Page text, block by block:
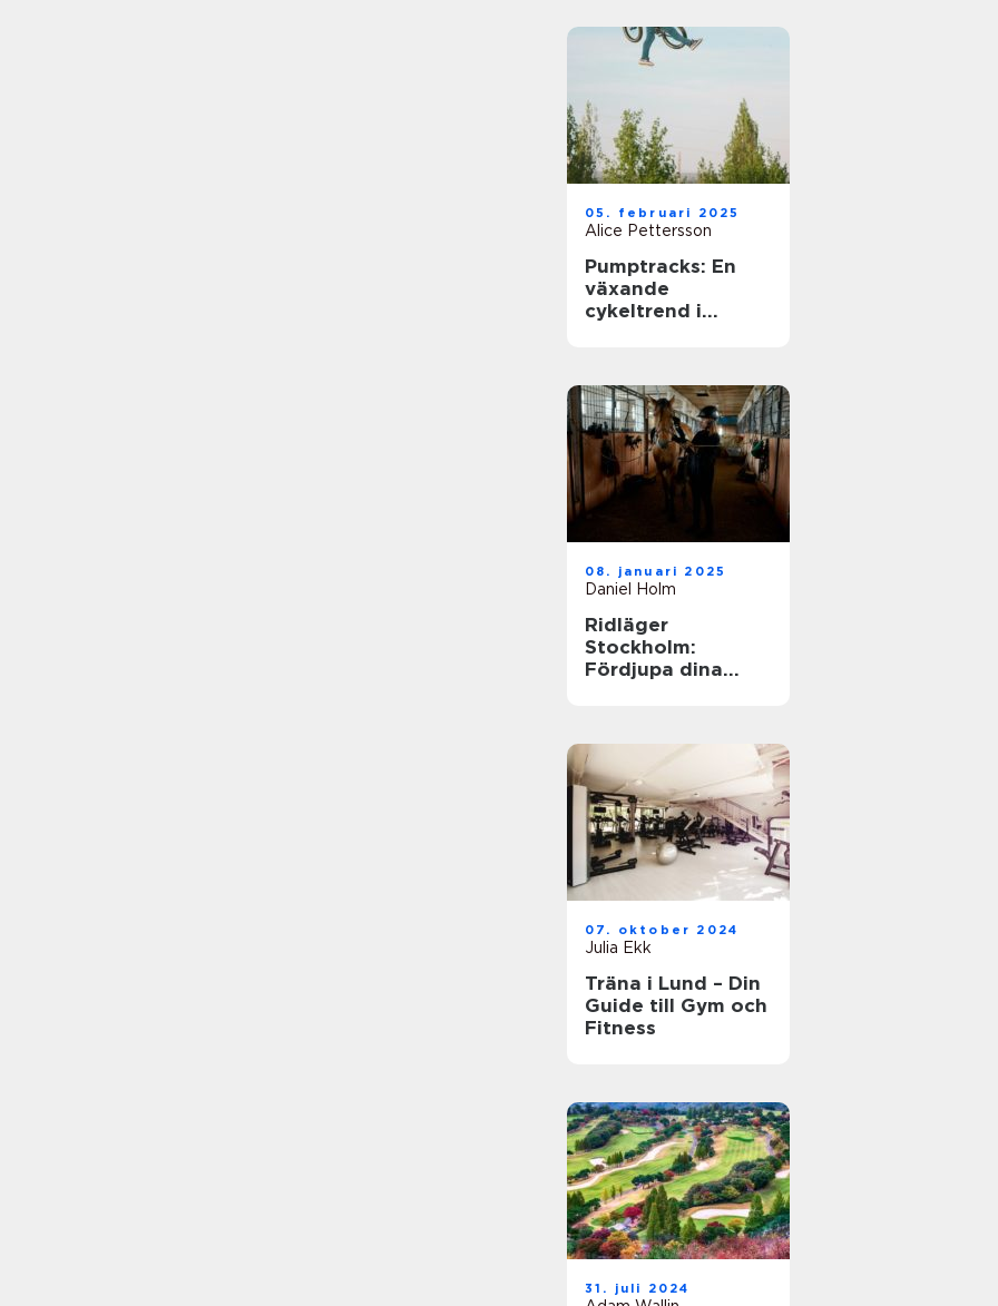
05. februari 2025
Alice Pettersson
Pumptracks: En
växande
cykeltrend i
08. januari 2025
Daniel Holm
Ridläger
Stockholm:
Fördjupa dina
07. oktober 2024
Julia Ekk
Träna i Lund – Din
Guide till Gym och
Fitness
31. juli 2024